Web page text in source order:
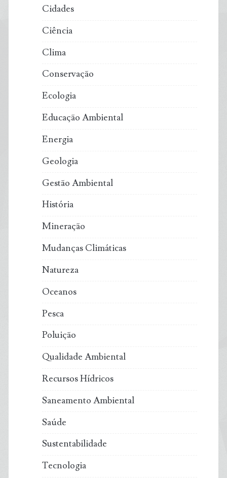
Cidades
Ciência
Clima
Conservação
Ecologia
Educação Ambiental
Energia
Geologia
Gestão Ambiental
História
Mineração
Mudanças Climáticas
Natureza
Oceanos
Pesca
Poluição
Qualidade Ambiental
Recursos Hídricos
Saneamento Ambiental
Saúde
Sustentabilidade
Tecnologia